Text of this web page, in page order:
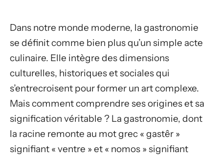
Dans notre monde moderne, la gastronomie
se définit comme bien plus qu’un simple acte
culinaire. Elle intègre des dimensions
culturelles, historiques et sociales qui
s’entrecroisent pour former un art complexe.
Mais comment comprendre ses origines et sa
signification véritable ? La gastronomie, dont
la racine remonte au mot grec « gastêr »
signifiant « ventre » et « nomos » signifiant